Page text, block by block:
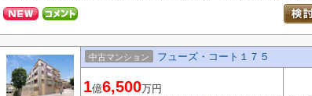
中古マンション フューズ・コート１７５
1億6,500万円